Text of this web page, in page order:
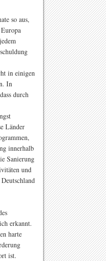
so aus,
in einigen
In
durch
Länder
innerhalb
Sanierung
und
erkannt.
harte
ist.